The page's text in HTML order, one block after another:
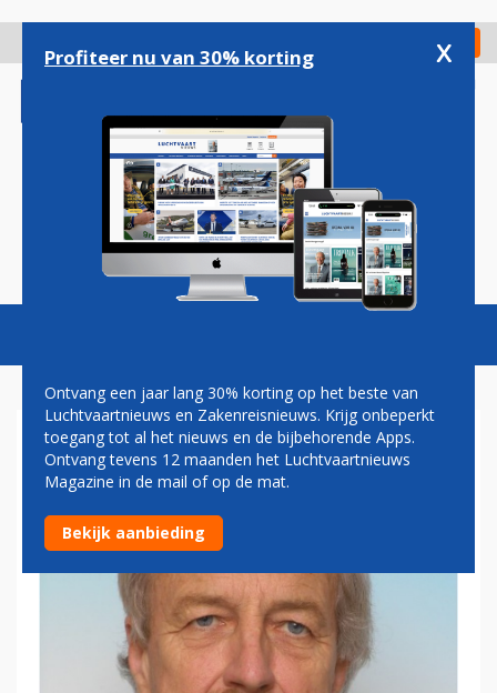
gaan
Check in
Magazine Podcasts Vacatures
PAUL GROVE: KLM KRIJGT AIR
FRANCE TREKJES
Profiteer nu van 30% korting x
Ontvang een jaar lang 30% korting op het beste van
Luchtvaartnieuws en Zakenreisnieuws. Krijg onbeperkt
toegang tot al het nieuws en de bijbehorende Apps.
Ontvang tevens 12 maanden het Luchtvaartnieuws
Magazine in de mail of op de mat.
Bekijk aanbieding